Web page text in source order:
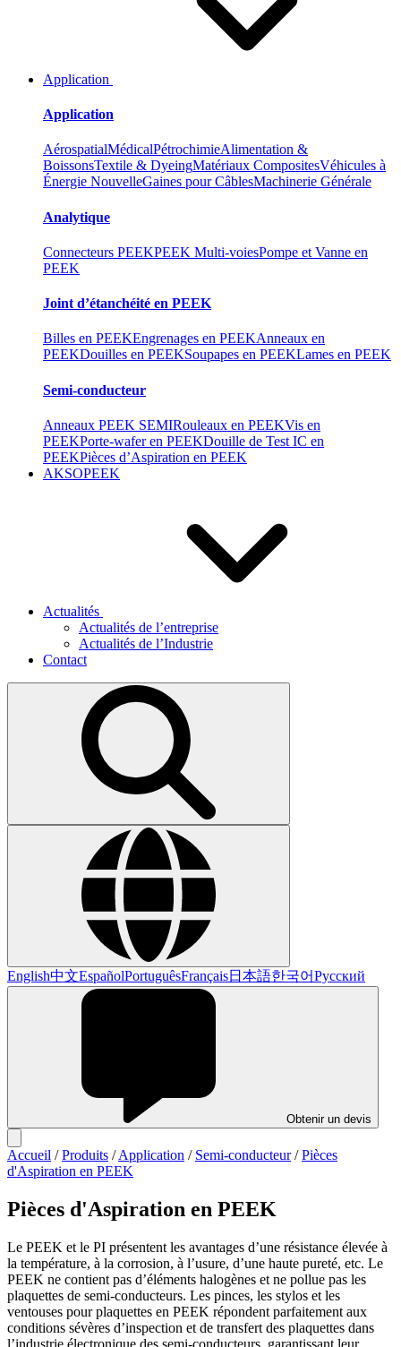
Application
Application
AérospatialMédicalPétrochimieAlimentation &
BoissonsTextile & DyeingMatériaux CompositesVéhicules à
Énergie NouvelleGaines pour CâblesMachinerie Générale
Analytique
Connecteurs PEEKPEEK Multi-voiesPompe et Vanne en
PEEK
Joint d’étanchéité en PEEK
Billes en PEEKEngrenages en PEEKAnneaux en
PEEKDouilles en PEEKSoupapes en PEEKLames en PEEK
Semi-conducteur
Anneaux PEEK SEMIRouleaux en PEEKVis en
PEEKPorte-wafer en PEEKDouille de Test IC en
PEEKPièces d’Aspiration en PEEK
AKSOPEEK
Actualités
Actualités de l’entreprise
Actualités de l’Industrie
Contact
English中文EspañolPortuguêsFrançais日本語한국어Русский
Obtenir un devis
Accueil /Produits /Application / Semi-conducteur/Pièces
d'Aspiration en PEEK
Pièces d'Aspiration en PEEK
Le PEEK et le PI présentent les avantages d’une résistance élevée à
la température, à la corrosion, à l’usure, d’une haute pureté, etc. Le
PEEK ne contient pas d’éléments halogènes et ne pollue pas les
plaquettes de semi-conducteurs. Les pinces, les stylos et les
ventouses pour plaquettes en PEEK répondent parfaitement aux
conditions sévères d’inspection et de transfert des plaquettes dans
l’industrie électronique des semi-conducteurs, garantissant leur